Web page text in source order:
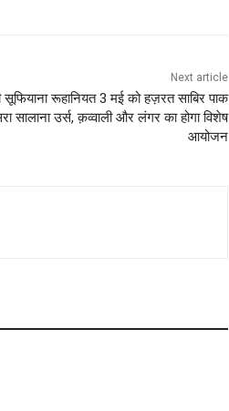
Next article
सूफियाना रूहानियत 3 मई को हज़रत साबिर पाक
सालाना उर्स, क़व्वाली और लंगर का होगा विशेष
आयोजन